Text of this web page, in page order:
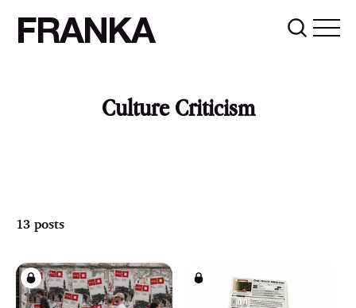
FRANKA
Culture Criticism
13 posts